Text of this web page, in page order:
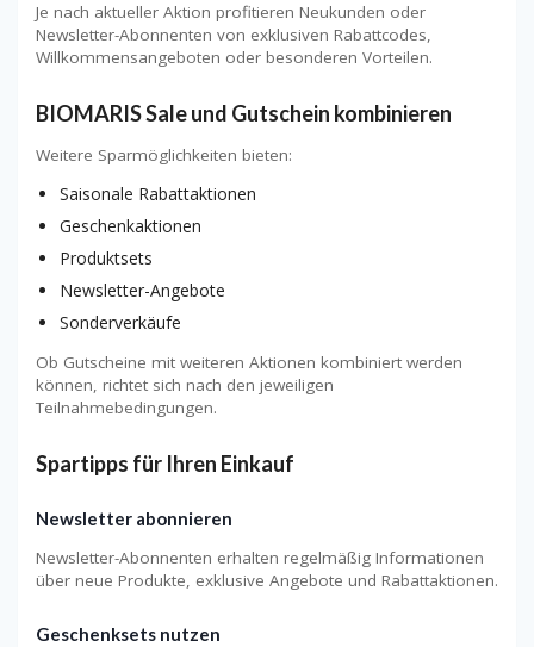
Je nach aktueller Aktion profitieren Neukunden oder
Newsletter-Abonnenten von exklusiven Rabattcodes,
Willkommensangeboten oder besonderen Vorteilen.
BIOMARIS Sale und Gutschein kombinieren
Weitere Sparmöglichkeiten bieten:
Saisonale Rabattaktionen
Geschenkaktionen
Produktsets
Newsletter-Angebote
Sonderverkäufe
Ob Gutscheine mit weiteren Aktionen kombiniert werden
können, richtet sich nach den jeweiligen
Teilnahmebedingungen.
Spartipps für Ihren Einkauf
Newsletter abonnieren
Newsletter-Abonnenten erhalten regelmäßig Informationen
über neue Produkte, exklusive Angebote und Rabattaktionen.
Geschenksets nutzen